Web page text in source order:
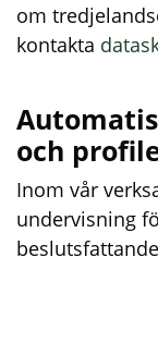
om
kontakta
och
Inom vår
undervisning